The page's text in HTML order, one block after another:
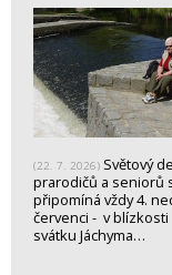
(22. 7. 2026) Světový
prarodičů a seniorů
připomíná vždy 4.
červenci - v blízkosti
svátku Jáchyma…